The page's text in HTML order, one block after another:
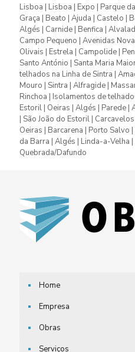
Lisboa | Lisboa | Expo | Parque
Graça | Beato | Ajuda | Castelo |
Algés | Carnide | Benfica |
Campo Pequeno | Avenidas
Olivais | Estrela | Campolide |
Santo António | Santa Maria
telhados na Linha de Sintra |
Mouro | Sintra | Alfragide |
Rinchoa | Isolamentos de
Estoril | Oeiras | Algés | Parede |
| São João do Estoril |
Oeiras | Barcarena | Porto Salvo
da Barra | Algés | Linda-a-Velha
Quebrada/Dafundo
Home
Empresa
Obras
Serviços